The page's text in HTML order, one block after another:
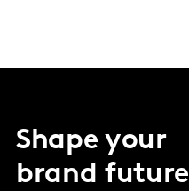
Shape your
brand future